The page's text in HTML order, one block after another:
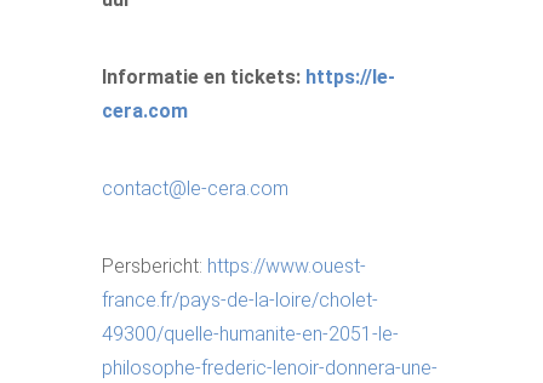
Informatie en tickets: https://le-
cera.com
contact@le-cera.com
Persbericht: https://www.ouest-
france.fr/pays-de-la-loire/cholet-
49300/quelle-humanite-en-2051-le-
philosophe-frederic-lenoir-donnera-une-